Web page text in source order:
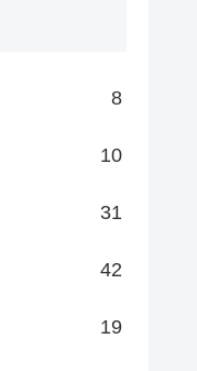
8
10
31
42
19